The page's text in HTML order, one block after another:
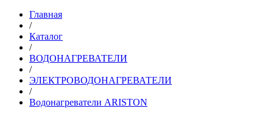
Главная
/
Каталог
/
ВОДОНАГРЕВАТЕЛИ
/
ЭЛЕКТРОВОДОНАГРЕВАТЕЛИ
/
Водонагреватели ARISTON